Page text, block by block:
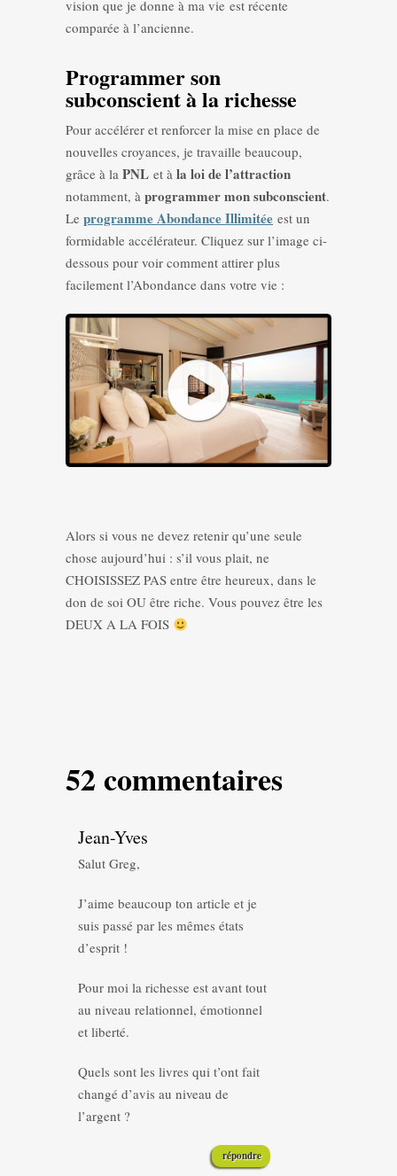
vision que je donne à ma vie est récente
comparée à l’ancienne.
Programmer son
subconscient à la richesse
Pour accélérer et renforcer la mise en place de
nouvelles croyances, je travaille beaucoup,
grâce à la PNL et à la loi de l’attraction
notamment, à programmer mon subconscient.
Le programme Abondance Illimitée est un
formidable accélérateur. Cliquez sur l’image ci-
dessous pour voir comment attirer plus
facilement l’Abondance dans votre vie :
Alors si vous ne devez retenir qu’une seule
chose aujourd’hui : s’il vous plait, ne
CHOISISSEZ PAS entre être heureux, dans le
don de soi OU être riche. Vous pouvez être les
DEUX A LA FOIS
52 commentaires
Jean-Yves
Salut Greg,
J’aime beaucoup ton article et je
suis passé par les mêmes états
d’esprit !
Pour moi la richesse est avant tout
au niveau relationnel, émotionnel
et liberté.
Quels sont les livres qui t’ont fait
changé d’avis au niveau de
l’argent ?
répondre